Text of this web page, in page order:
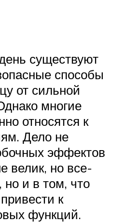
существуют
способы
от сильной
многие
относятся к
Дело не
эффектов
велик, но все-
но и в том, что
к
функций.